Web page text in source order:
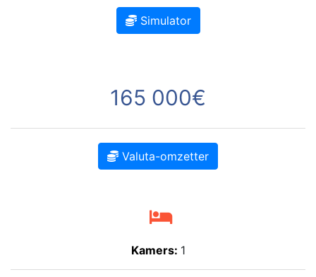
Simulator
165 000€
Valuta-omzetter
Kamers: 1